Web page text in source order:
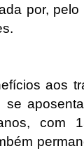
por, pelo
aos
se
com